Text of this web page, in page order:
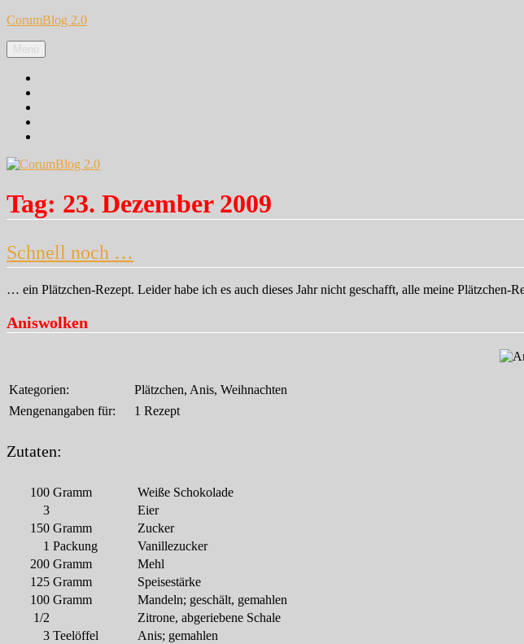
Zum
springen
CorumBlog 2.0
Menü
Tag: 23. Dezember 2009
Schnell noch …
… ein Plätzchen-Rezept. Leider habe ich es auch dieses Jahr nicht geschafft, alle meine Plätzchen-
Aniswolken
Kategorien:
Plätzchen, Anis, Weihnachten
Mengenangaben für:
1 Rezept
Zutaten:
100 Gramm
Weiße Schokolade
3
Eier
150 Gramm
Zucker
1 Packung
Vanillezucker
200 Gramm
Mehl
125 Gramm
Speisestärke
100 Gramm
Mandeln; geschält, gemahlen
1/2
Zitrone, abgeriebene Schale
3 Teelöffel
Anis; gemahlen